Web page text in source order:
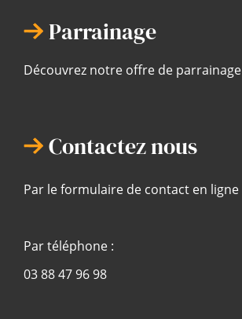
Parrainage
Découvrez notre offre de parrainage
Contactez nous
Par le formulaire de contact en ligne
Par téléphone :
03 88 47 96 98